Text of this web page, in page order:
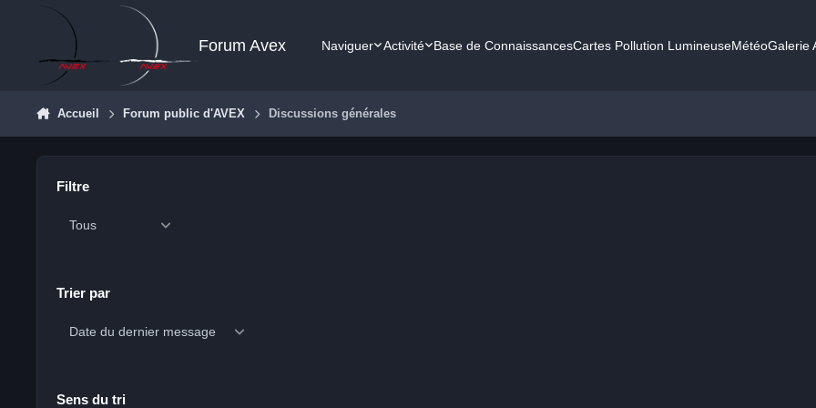
Aller au contenu
Forum Avex Naviguer Activité Base de ConnaissancesCartes Pollution LumineuseMétéoGalerie
Accueil Forum public d'AVEX Discussions générales
Filtre
Trier par
Sens du tri